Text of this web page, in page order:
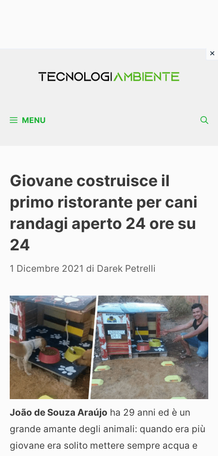
MENU
Giovane costruisce il
primo ristorante per cani
randagi aperto 24 ore su
24
1 Dicembre 2021 di Darek Petrelli
João de Souza Araújo ha 29 anni ed è un
grande amante degli animali: quando era più
giovane era solito mettere sempre acqua e